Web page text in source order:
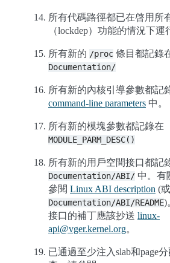
所有代碼路徑都已在啓用所
（lockdep）功能的情況下運
所有新的 /proc 條目都記錄
Documentation/
所有新的內核引導參數都記
command-line parameters 中。
所有新的模塊參數都記錄在
MODULE_PARM_DESC()
所有新的用戶空間接口都記
Documentation/ABI/ 中。有
參閱 Linux ABI description (或
Documentation/ABI/README)
接口的補丁應該抄送 linux-
api@vger.kernel.org。
已通過至少注入slab和page